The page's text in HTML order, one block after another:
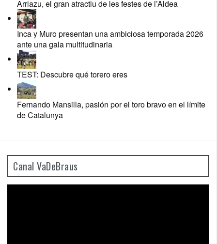
Arriazu, el gran atractiu de les festes de l’Aldea
Inca y Muro presentan una ambiciosa temporada 2026
ante una gala multitudinaria
TEST: Descubre qué torero eres
Fernando Mansilla, pasión por el toro bravo en el límite
de Catalunya
Canal VaDeBraus